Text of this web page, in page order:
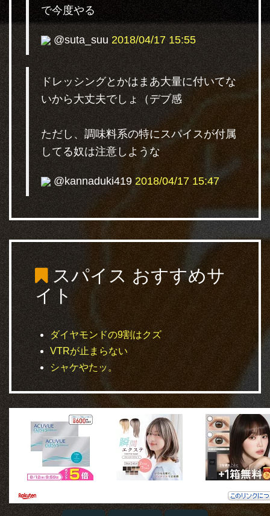
で今度やる
@suta_suu 2018/04/17 15:55
ドレッシングとかはまあ大量に付いてな
いから大丈夫でしょ（デブ感
ただし、調味料系の特にスパイスが付属
してる奴は注意しような
@kannaduki419 2018/04/17 15:47
スパイス おすすめサ
イト
ダイヤモンドの9割はクズ
VTRが止まらない
シャケやたッ。